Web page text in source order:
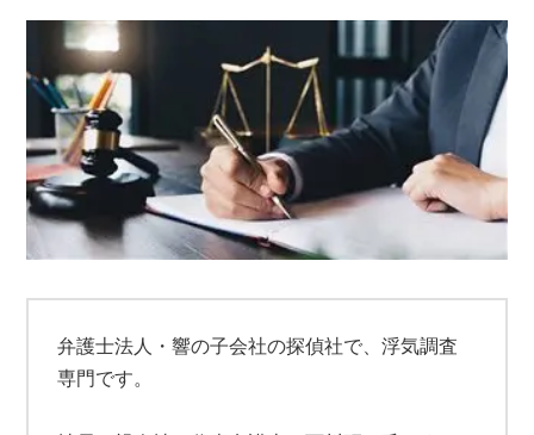
弁護士法人・響の子会社の探偵社で、浮気調査
専門です。